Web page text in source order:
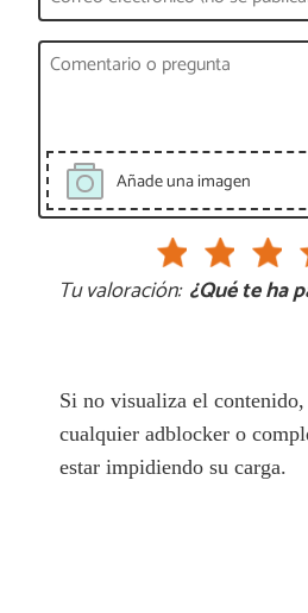
Añade una imagen
Tu valoración: ¿Qué te ha
Si no visualiza el contenido,
cualquier adblocker o
estar impidiendo su carga.